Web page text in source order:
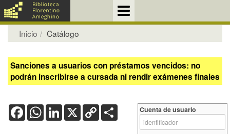
Inicio Catálogo
Sanciones a usuarios con préstamos vencidos: no
podrán inscribirse a cursada ni rendir exámenes finales
FacebookWhatsApp
LinkedIn
X Copy
Link
Cuenta de usuario